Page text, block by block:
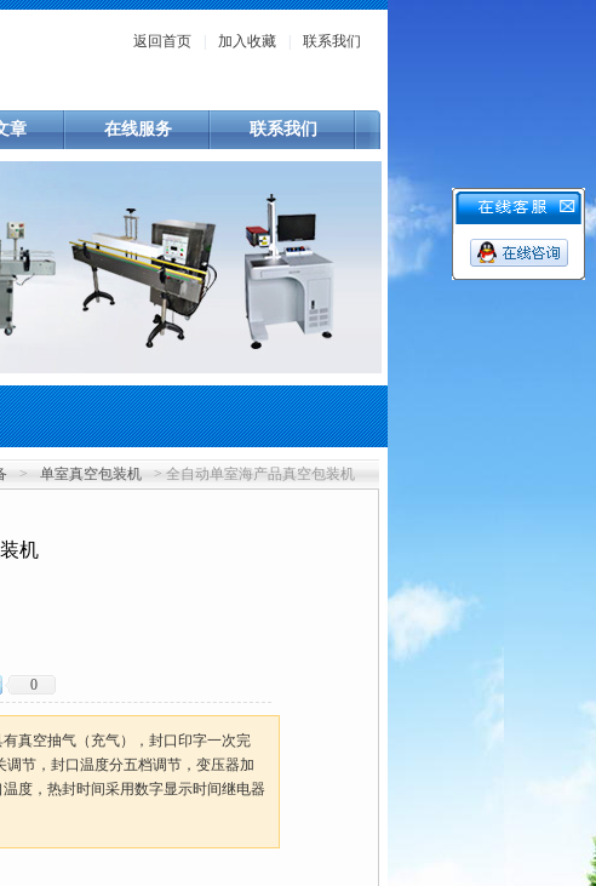
返回首页 加入收藏 联系我们
章 在线服务 联系我们
> 单室真空包装机 > 全自动单室海产品真空包装机
机
0
真空抽气（充气），封口印字一次完
调节，封口温度分五档调节，变压器加
度，热封时间采用数字显示时间继电器